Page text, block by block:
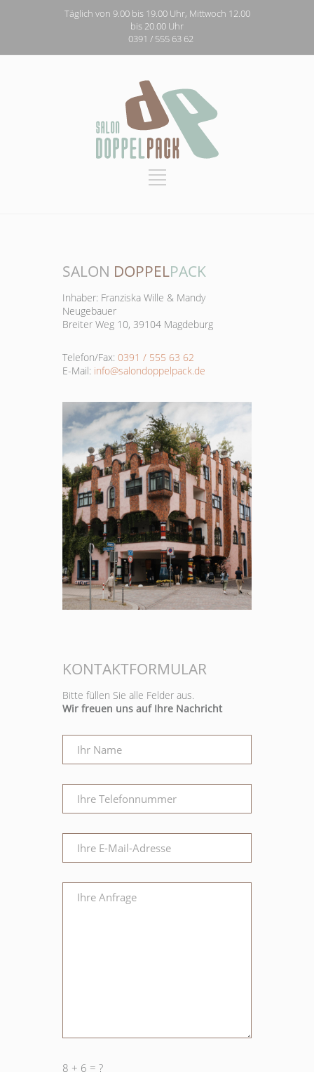
Täglich von 9.00 bis 19.00 Uhr, Mittwoch 12.00
bis 20.00 Uhr
0391 / 555 63 62
SALON DOPPELPACK
Inhaber: Franziska Wille & Mandy
Neugebauer
Breiter Weg 10, 39104 Magdeburg
Telefon/Fax: 0391 / 555 63 62
E-Mail: info@salondoppelpack.de
KONTAKTFORMULAR
Bitte füllen Sie alle Felder aus.
Wir freuen uns auf Ihre Nachricht
8 + 6 = ?